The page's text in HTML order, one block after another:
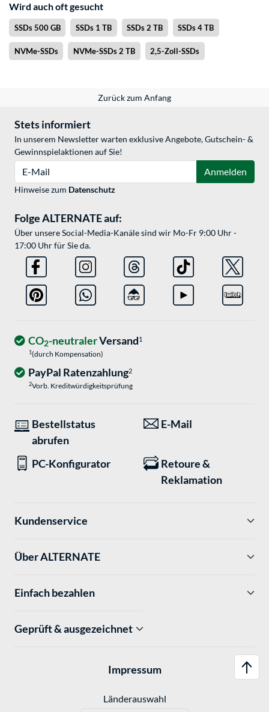
Wird auch oft gesucht
SSDs 500 GB SSDs 1 TB SSDs 2 TB SSDs 4 TB
NVMe-SSDs NVMe-SSDs 2 TB 2,5-Zoll-SSDs
Zurück zum Anfang
Stets informiert
In unserem Newsletter warten exklusive Angebote, Gutschein- &
Gewinnspielaktionen auf Sie!
Anmelden
Hinweise zum Datenschutz
Folge ALTERNATE auf:
Über unsere Social-Media-Kanäle sind wir Mo-Fr 9:00 Uhr -
17:00 Uhr für Sie da.
CO2-neutralerVersand1
1(durch Kompensation)
PayPal Ratenzahlung2
2Vorb. Kreditwürdigkeitsprüfung
Bestellstatus
abrufen
E-Mail
PC-Konfigurator
Retoure &
Reklamation
Kundenservice
Über ALTERNATE
Einfach bezahlen
Geprüft & ausgezeichnet
Impressum
Länderauswahl